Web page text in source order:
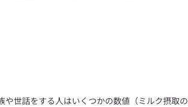
や世話をする人はいくつかの数値（ミルク摂取の